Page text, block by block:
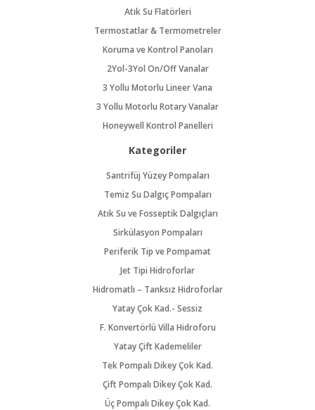
Atık Su Flatörleri
Termostatlar & Termometreler
Koruma ve Kontrol Panoları
2Yol-3Yol On/Off Vanalar
3 Yollu Motorlu Lineer Vana
3 Yollu Motorlu Rotary Vanalar
Honeywell Kontrol Panelleri
Kategoriler
Santrifüj Yüzey Pompaları
Temiz Su Dalgıç Pompaları
Atık Su ve Fosseptik Dalgıçları
Sirkülasyon Pompaları
Periferik Tip ve Pompamat
Jet Tipi Hidroforlar
Hidromatlı – Tanksız Hidroforlar
Yatay Çok Kad.- Sessiz
F. Konvertörlü Villa Hidroforu
Yatay Çift Kademeliler
Tek Pompalı Dikey Çok Kad.
Çift Pompalı Dikey Çok Kad.
Üç Pompalı Dikey Çok Kad.